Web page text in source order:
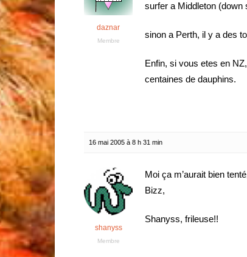
daznar
Membre
surfer a Middleton (down
sinon a Perth, il y a des
Enfin, si vous etes en
centaines de dauphins.
16 mai 2005 à 8 h 31 min
shanyss
Membre
Moi ça m’aurait bien
Bizz,
Shanyss, frileuse!!